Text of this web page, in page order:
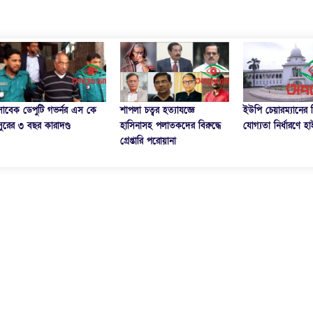
চত্বর হত্যাযজ্ঞে
পলাতকদের বিরুদ্ধে
ইউপি চেয়ারম্যানের শিক্ষাগত
যোগ্যতা নির্ধারণে হাইকোর্টে রুল
আইনজীবীদের
করতে হবে